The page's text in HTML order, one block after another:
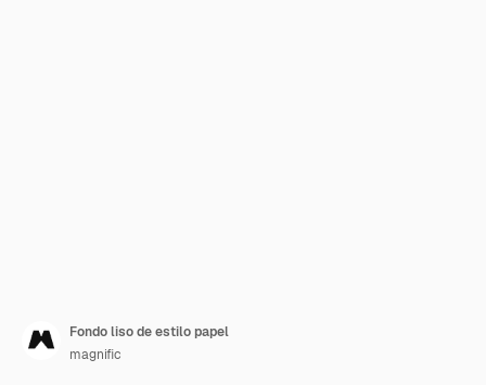
Fondo liso de estilo papel
magnific